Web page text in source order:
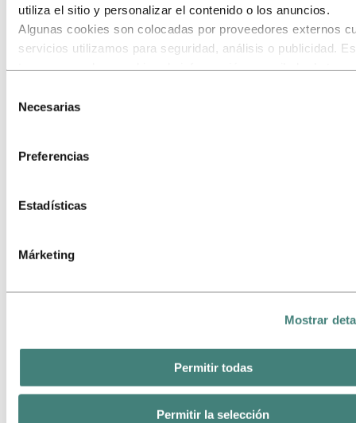
utiliza el sitio y personalizar el contenido o los anuncios.
Algunas cookies son colocadas por proveedores externos
servicios utilizamos para seguridad, análisis o publicidad.
hayan recopilado a través de tu uso de sus servicios. El
cada una de sus cookies. Puedes consultar quiénes son
Necesarias
Preferencias
Estadísticas
Márketing
Mostrar
Permitir todas
Permitir la selección
El aluminio reciclado ayuda a conseguir el oro
Aluminium